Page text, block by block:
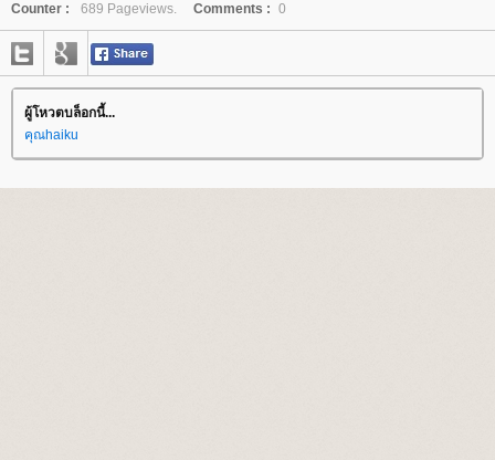
Counter :
689 Pageviews. Comments : 0
ผู้โหวตบล็อกนี้...
คุณhaiku